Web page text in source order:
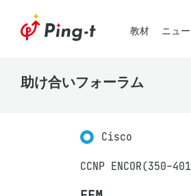
教材 ニュ
助け合いフォーラム
Cisco
CCNP ENCOR(350-